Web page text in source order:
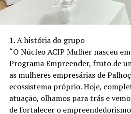
hospedagens charmosas e
exclusivos – a PHAM TURISMO se
qualidade, conforto, comodidade,
acessíveis.
1. A história do grupo
“O Núcleo ACIP Mulher nasceu
Programa Empreender, fruto de
as mulheres empresárias de
ecossistema próprio. Hoje,
atuação, olhamos para trás e
de fortalecer o